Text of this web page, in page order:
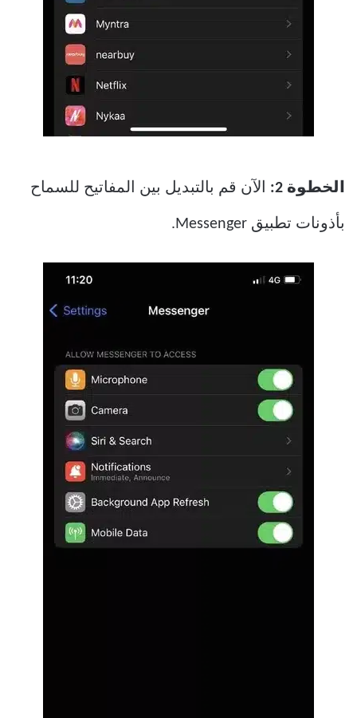
الخطوة 2: الآن قم بالتبديل بين المفاتيح للسماح
بأذونات تطبيق Messenger.